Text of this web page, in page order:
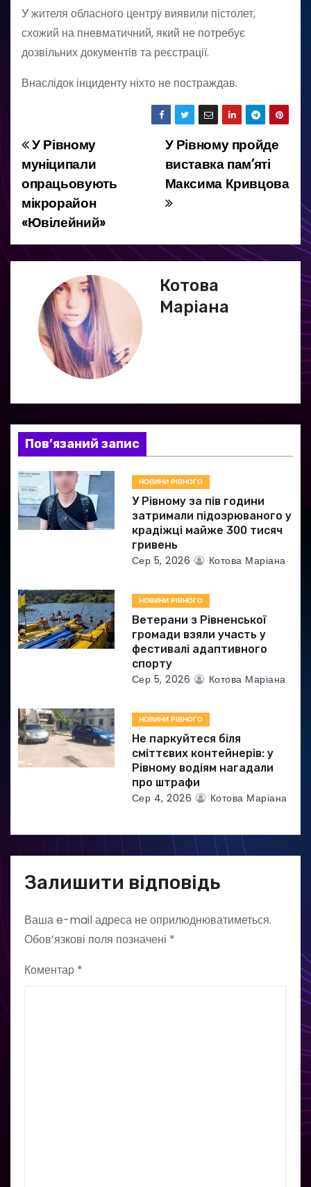
У жителя обласного центру виявили пістолет,
схожий на пневматичний, який не потребує
дозвільних документів та реєстрації.
Внаслідок інциденту ніхто не постраждав.
Н
а
в
і
г
з
а
п
и
с
в
У Рівному пройде
виставка пам’яті
Максима Кривцова
У Рівному
муніципали
опрацьовують
мікрорайон
«Ювілейний»
Котова
Маріана
Пов’язаний запис
НОВИНИ РІВНОГО
У Рівному за пів години
затримали підозрюваного у
крадіжці майже 300 тисяч
гривень
Сер 5, 2026 Котова Маріана
НОВИНИ РІВНОГО
Ветерани з Рівненської
громади взяли участь у
фестивалі адаптивного
спорту
Сер 5, 2026 Котова Маріана
НОВИНИ РІВНОГО
Не паркуйтеся біля
сміттєвих контейнерів: у
Рівному водіям нагадали
про штрафи
Сер 4, 2026 Котова Маріана
Залишити відповідь
Ваша e-mail адреса не оприлюднюватиметься.
Обов’язкові поля позначені *
Коментар *